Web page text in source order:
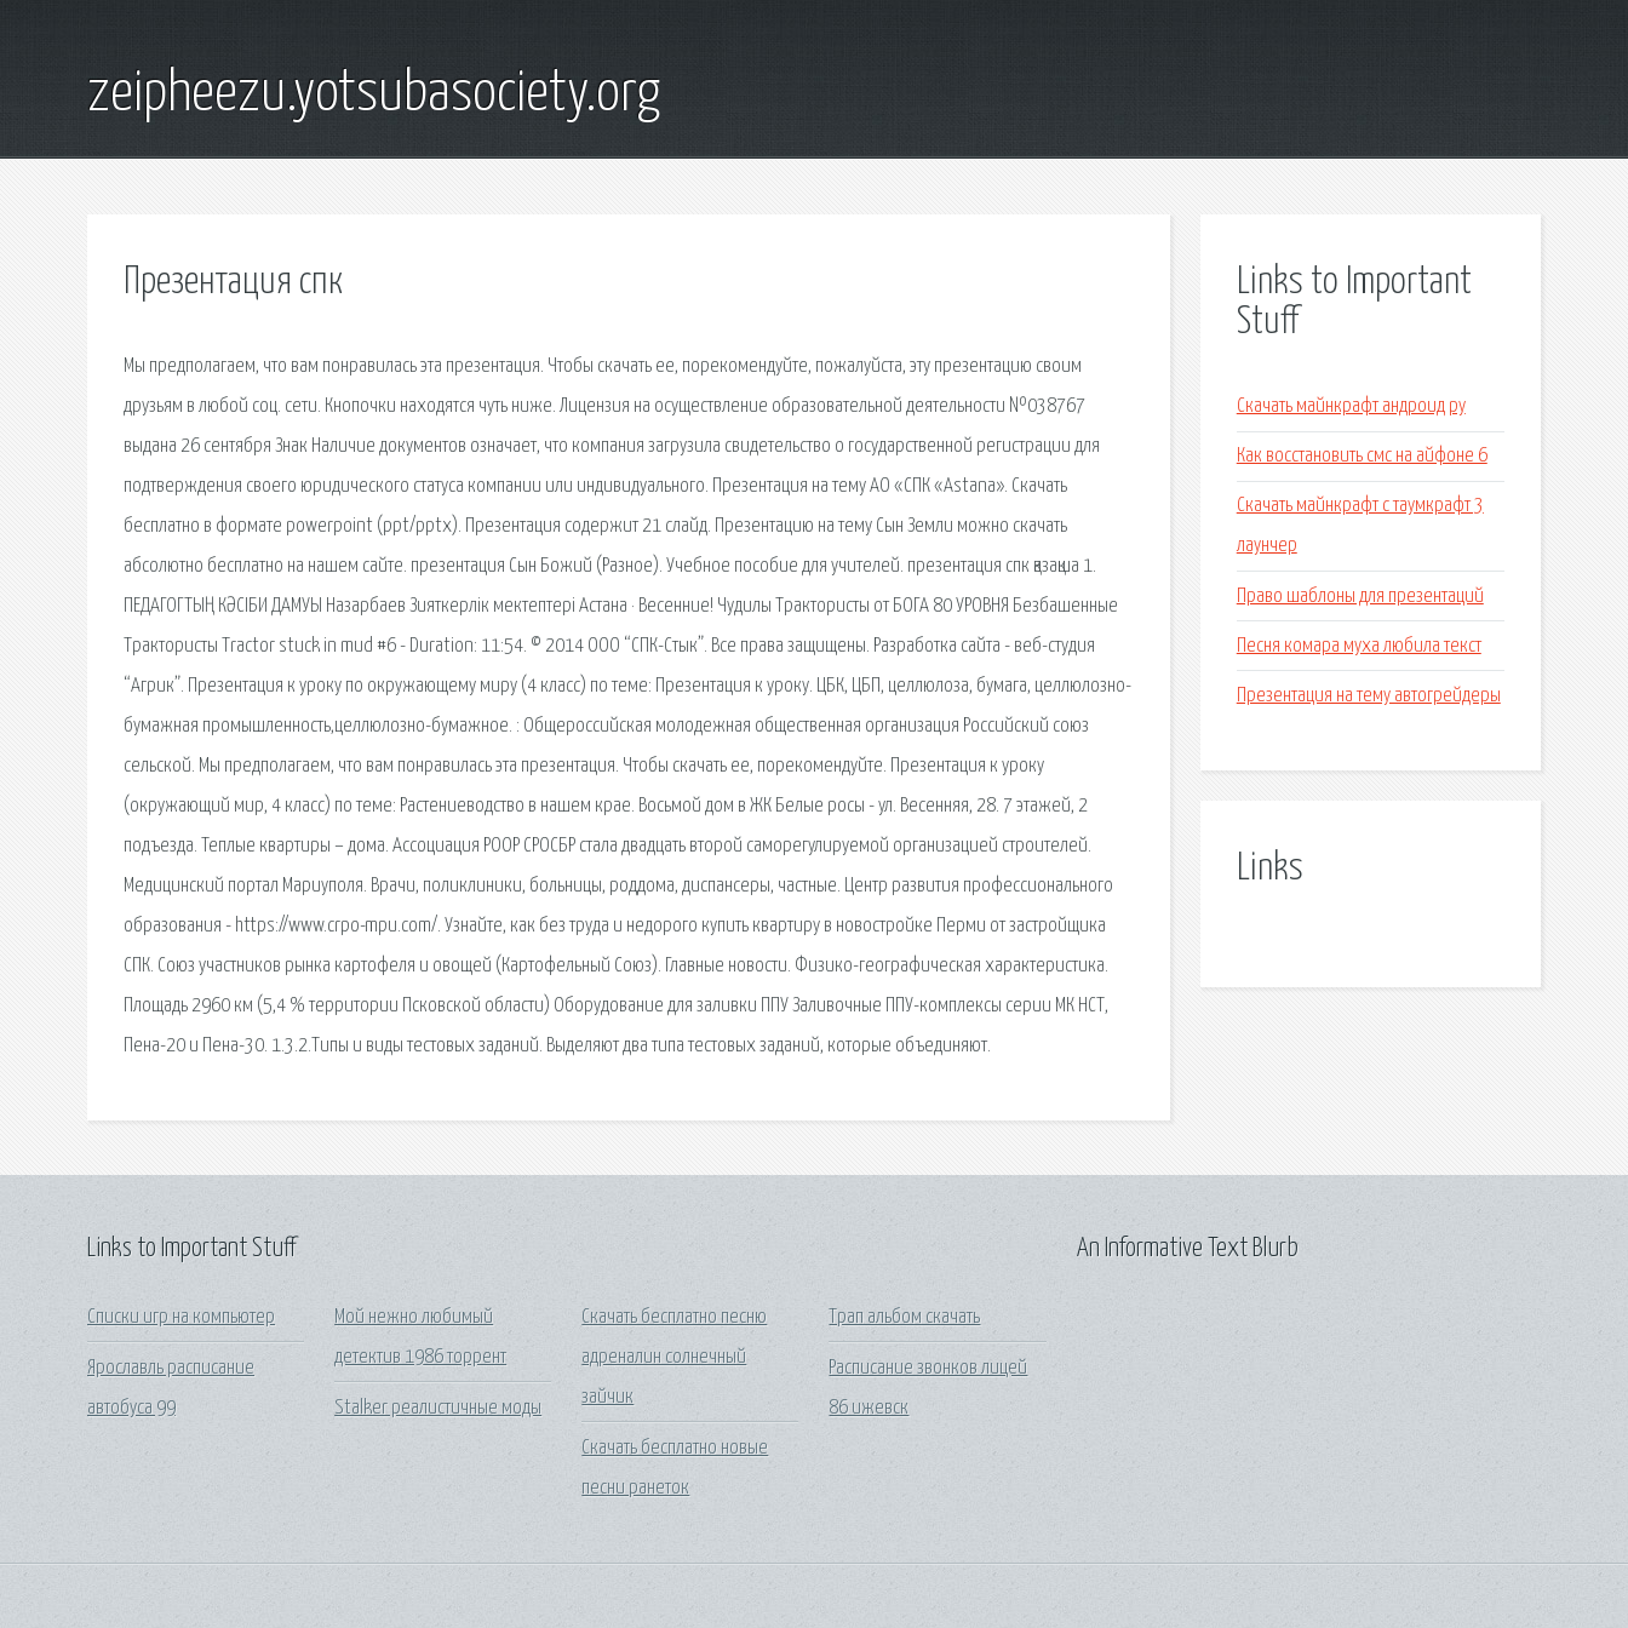
zeipheezu.yotsubasociety.org
Презентация спк
Мы предполагаем, что вам понравилась эта презентация. Чтобы скачать ее, порекомендуйте, пожалуйста, эту презентацию своим
друзьям в любой соц. сети. Кнопочки находятся чуть ниже. Лицензия на осуществление образовательной деятельности №038767
выдана 26 сентября Знак Наличие документов означает, что компания загрузила свидетельство о государственной регистрации для
подтверждения своего юридического статуса компании или индивидуального. Презентация на тему АО «СПК «Astana». Скачать
бесплатно в формате powerpoint (ppt/pptx). Презентация содержит 21 слайд. Презентацию на тему Сын Земли можно скачать
абсолютно бесплатно на нашем сайте. презентация Сын Божий (Разное). Учебное пособие для учителей. презентация спк қазақша 1.
ПЕДАГОГТЫҢ КӘСІБИ ДАМУЫ Назарбаев Зияткерлік мектептері Астана · Весенние! Чудилы Трактористы от БОГА 80 УРОВНЯ Безбашенные
Трактористы Tractor stuck in mud #6 - Duration: 11:54. © 2014 ООО “СПК-Стык”. Все права защищены. Разработка сайта - веб-студия
“Агрик”. Презентация к уроку по окружающему миру (4 класс) по теме: Презентация к уроку. ЦБК, ЦБП, целлюлоза, бумага, целлюлозно-
бумажная промышленность,целлюлозно-бумажное. : Общероссийская молодежная общественная организация Российский союз
сельской. Мы предполагаем, что вам понравилась эта презентация. Чтобы скачать ее, порекомендуйте. Презентация к уроку
(окружающий мир, 4 класс) по теме: Растениеводство в нашем крае. Восьмой дом в ЖК Белые росы - ул. Весенняя, 28. 7 этажей, 2
подъезда. Теплые квартиры – дома. Ассоциация РООР СРОСБР стала двадцать второй саморегулируемой организацией строителей.
Медицинский портал Мариуполя. Врачи, поликлиники, больницы, роддома, диспансеры, частные. Центр развития профессионального
образования - https://www.crpo-mpu.com/. Узнайте, как без труда и недорого купить квартиру в новостройке Перми от застройщика
СПК. Союз участников рынка картофеля и овощей (Картофельный Союз). Главные новости. Физико-географическая характеристика.
Площадь 2960 км (5,4 % территории Псковской области) Оборудование для заливки ППУ Заливочные ППУ-комплексы серии МК НСТ,
Пена-20 и Пена-30. 1.3.2.Типы и виды тестовых заданий. Выделяют два типа тестовых заданий, которые объединяют.
Links to Important
Stuff
Скачать майнкрафт андроид ру
Как восстановить смс на айфоне 6
Скачать майнкрафт с таумкрафт 3
лаунчер
Право шаблоны для презентаций
Песня комара муха любила текст
Презентация на тему автогрейдеры
Links
Links to Important Stuff
Списки игр на компьютер
Ярославль расписание
автобуса 99
Мой нежно любимый
детектив 1986 торрент
Stalker реалистичные моды
Скачать бесплатно песню
адреналин солнечный
зайчик
Скачать бесплатно новые
песни ранеток
Трап альбом скачать
Расписание звонков лицей
86 ижевск
An Informative Text Blurb